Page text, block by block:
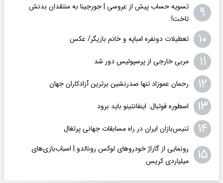
۹
تسویه حساب پیش از عروسی | جورجینا به منتقدان بدنش
تاخت!
۱۰ تعطیلات دونفره امباپه و خانم بازیگر/ عکس
۱۱ مربی خارجی از پرسپولیس دور شد
۱۲ رحمان عموزاد تنها صدرنشین برترین آزادکاران جهان
۱۳ اسطوره فوتبال: اینفانتینو باید برود
۱۴ تنیس‌بازان ایران در راه مسابقات جهانی پرتغال
۱۵
رونمایی از گاراژ خودروهای لوکس رونالدو | اسباب‌‌بازی‌های
میلیاردی کریس